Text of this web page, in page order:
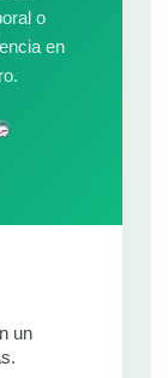
o
en
un